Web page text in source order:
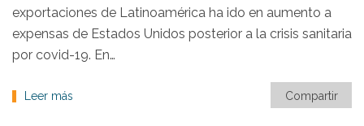
exportaciones de Latinoamérica ha ido en aumento a
expensas de Estados Unidos posterior a la crisis sanitaria
por covid-19. En…
Leer más Compartir